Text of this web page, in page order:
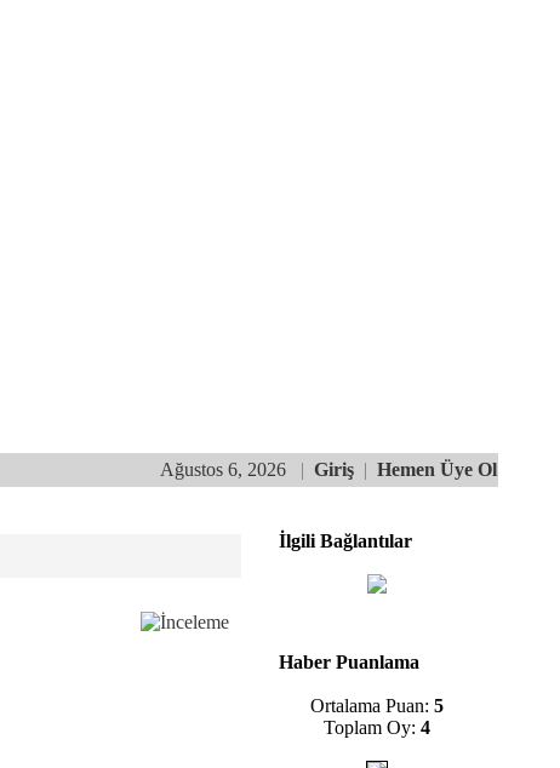
Ağustos 6, 2026 | Giriş | Hemen Üye Ol
İlgili Bağlantılar
Haber Puanlama
Ortalama Puan: 5
Toplam Oy: 4